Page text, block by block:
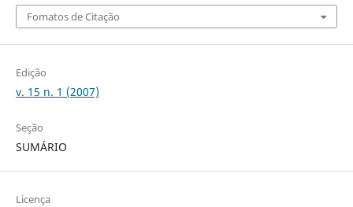
Fomatos de Citação
Edição
v. 15 n. 1 (2007)
Seção
SUMÁRIO
Licença